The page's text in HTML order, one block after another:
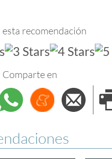
recomendación
Comparte en
WhatsappMenéame